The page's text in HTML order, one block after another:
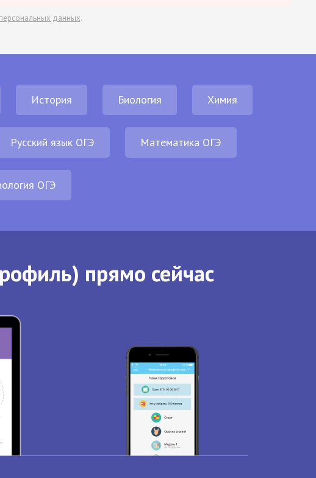
данных.
История Биология Химия
Русский язык ОГЭ Математика ОГЭ
ОГЭ
прямо сейчас